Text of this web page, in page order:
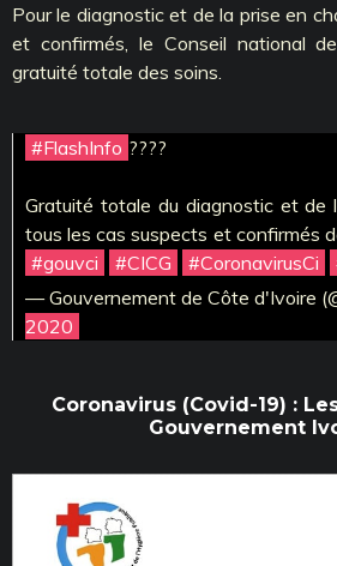
Pour le diagnostic et de la prise en
et confirmés, le Conseil national
gratuité totale des soins.
#FlashInfo ????
Gratuité totale du diagnostic et de
tous les cas suspects et confirmés
#gouvci
#CICG #CoronavirusCi
— Gouvernement de Côte d'Ivoire
2020
Coronavirus (Covid-19) :
Gouvernement